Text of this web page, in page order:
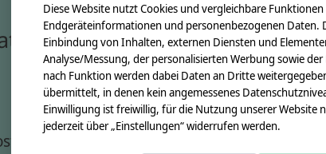
&
Anleitungen
Video Nähset
Anleitung MOMA
Schultüte
Diese Website nutzt Cookies und vergleichbare
Endgeräteinformationen und personenbezogenen Daten.
Einbindung von Inhalten, externen Diensten und
Analyse/Messung, der personalisierten Werbung sowie
nach Funktion werden dabei Daten an Dritte
übermittelt, in denen kein angemessenes
Einwilligung ist freiwillig, für die Nutzung unserer Website
jederzeit über „Einstellungen“ widerrufen werden.